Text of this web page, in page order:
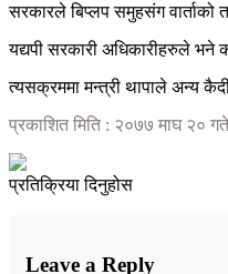
सरकारले बिप्लप समुहसंग वार्ताको
यद्यपी सरकारी अधिकारीहरुले भने
त्यसक्रममा मन्त्री थापाले अन्य
प्रकाशित मिति : २०७७ माघ २०
प्रतिक्रिया दिनुहोस
Leave a Reply